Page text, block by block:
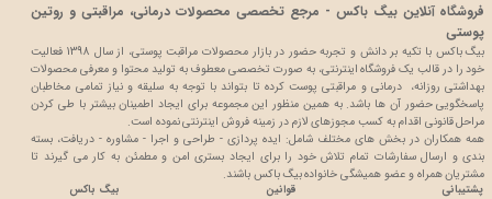
پشتیبانی
قوانین
بیگ باکس
فروشگاه آنلاین بیگ باکس - مرجع تخصصی محصولات درمانی، مراقبتی و روتین
پوستی
بیگ باکس با تکیه بر دانش و تجربه حضور در بازار محصولات مراقبت پوستی، از سال 1398 فعالیت
خود را در قالب یک فروشگاه اینترنتی، به صورت تخصصی معطوف به تولید محتوا و معرفی محصولات
بهداشتی روزانه، درمانی و مراقبتی پوست کرده تا بتواند با توجه به سلیقه و نیاز تمامی مخاطبان
پاسخگویی حضور آن ها باشد. به همین منظور این مجموعه برای ایجاد اطمینان بیشتر با طی کردن
مراحل قانونی اقدام به کسب مجوزهای لازم در زمینه فروش اینترنتی نموده است.
همه همکاران در بخش های مختلف شامل: ایده پردازی - طراحی و اجرا - مشاوره - دریافت، بسته
بندی و ارسال سفارشات تمام تلاش خود را برای ایجاد بستری امن و مطمئن به کار می گیرند تا
مشتریان همراه و عضو همیشگی خانواده بیگ باکس باشند.